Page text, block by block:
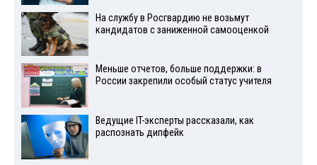
На службу в Росгвардию не возьмут
кандидатов с заниженной самооценкой
Меньше отчетов, больше поддержки: в
России закрепили особый статус учителя
Ведущие IT-эксперты рассказали, как
распознать дипфейк